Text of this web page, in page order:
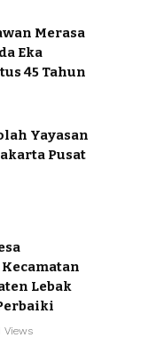
Merasa
Eka
45 Tahun
Yayasan
Pusat
Lebak
Views